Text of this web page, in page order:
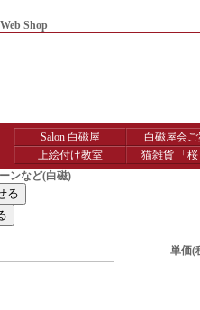
Shop
Salon 白磁屋
白磁屋会
上絵付け教室
猫雑貨 「
ンなど(白磁)
単価(